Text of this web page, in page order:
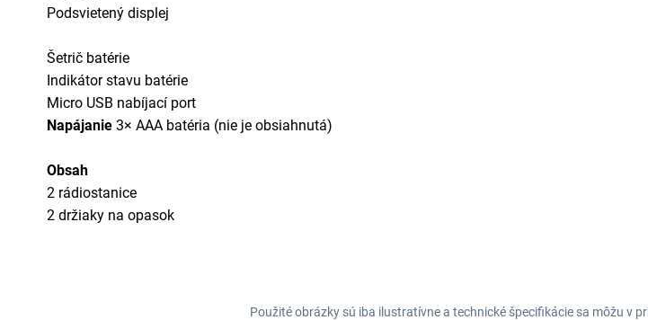
Podsvietený displej
Šetrič batérie
Indikátor stavu batérie
Micro USB nabíjací port
Napájanie 3× AAA batéria (nie je obsiahnutá)
Obsah
2 rádiostanice
2 držiaky na opasok
Použité obrázky sú iba ilustratívne a technické špecifikácie sa môžu v